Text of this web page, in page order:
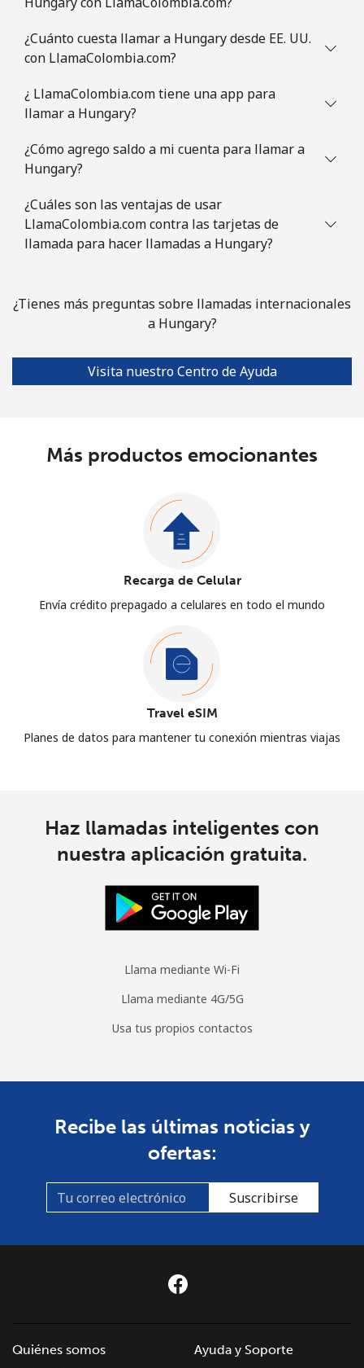
¿Cuánto cuesta llamar a Hungary desde EE. UU.
con LlamaColombia.com?
¿ LlamaColombia.com tiene una app para
llamar a Hungary?
¿Cómo agrego saldo a mi cuenta para llamar a
Hungary?
¿Cuáles son las ventajas de usar
LlamaColombia.com contra las tarjetas de
llamada para hacer llamadas a Hungary?
¿Tienes más preguntas sobre llamadas internacionales
a Hungary?
Visita nuestro Centro de Ayuda
Más productos emocionantes
Recarga de Celular
Envía crédito prepagado a celulares en todo el mundo
Travel eSIM
Planes de datos para mantener tu conexión mientras viajas
Haz llamadas inteligentes con
nuestra aplicación gratuita.
Llama mediante Wi-Fi
Llama mediante 4G/5G
Usa tus propios contactos
Recibe las últimas noticias y
ofertas:
Suscribirse
Quiénes somos
Ayuda y Soporte